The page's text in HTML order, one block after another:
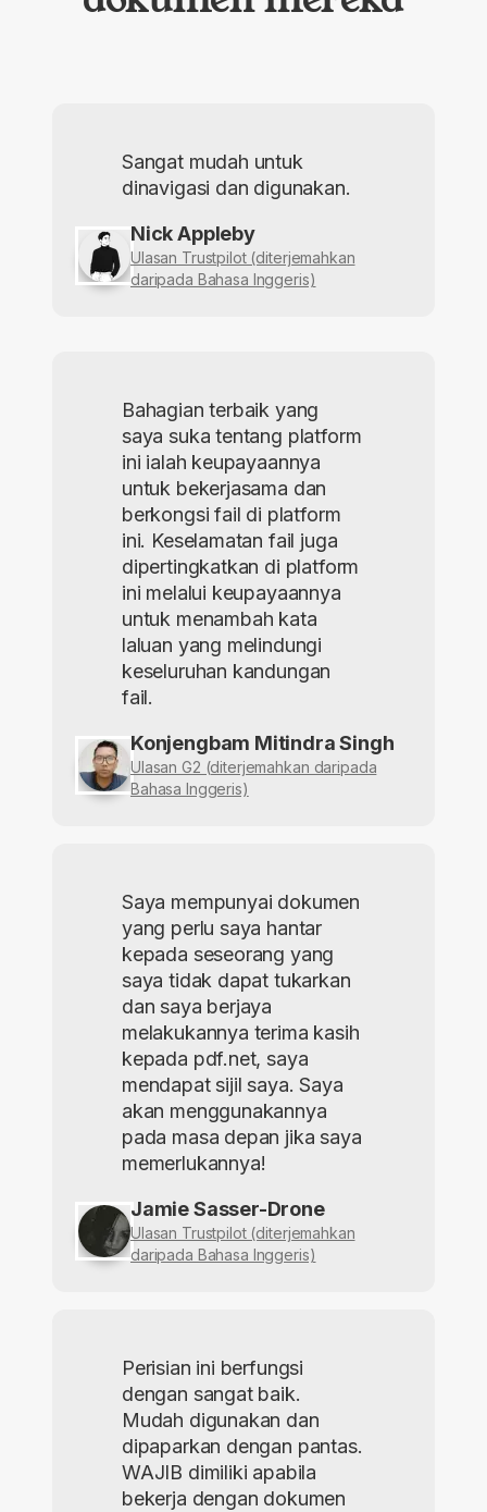
Sangat mudah untuk
dinavigasi dan digunakan.
Nick Appleby
Ulasan Trustpilot (diterjemahkan
daripada Bahasa Inggeris)
Bahagian terbaik yang
saya suka tentang platform
ini ialah keupayaannya
untuk bekerjasama dan
berkongsi fail di platform
ini. Keselamatan fail juga
dipertingkatkan di platform
ini melalui keupayaannya
untuk menambah kata
laluan yang melindungi
keseluruhan kandungan
fail.
Konjengbam Mitindra Singh
Ulasan G2 (diterjemahkan daripada
Bahasa Inggeris)
Saya mempunyai dokumen
yang perlu saya hantar
kepada seseorang yang
saya tidak dapat tukarkan
dan saya berjaya
melakukannya terima kasih
kepada pdf.net, saya
mendapat sijil saya. Saya
akan menggunakannya
pada masa depan jika saya
memerlukannya!
Jamie Sasser-Drone
Ulasan Trustpilot (diterjemahkan
daripada Bahasa Inggeris)
Perisian ini berfungsi
dengan sangat baik.
Mudah digunakan dan
dipaparkan dengan pantas.
WAJIB dimiliki apabila
bekerja dengan dokumen